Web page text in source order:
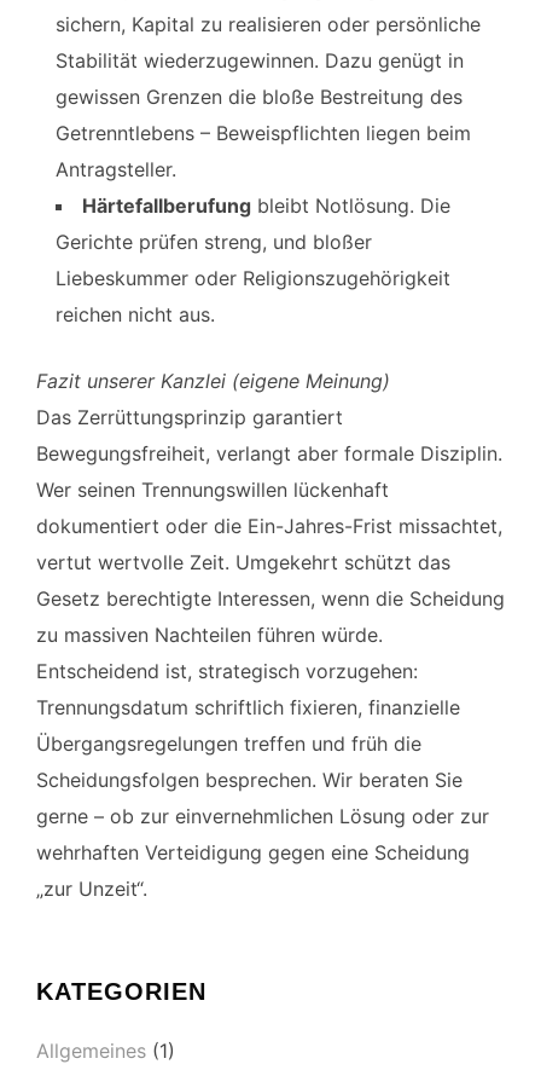
sichern, Kapital zu realisieren oder persönliche
Stabilität wieder­zugewinnen. Dazu genügt in
gewissen Grenzen die bloße Bestreitung des
Getrennt­lebens – Beweispflichten liegen beim
Antragsteller.
Härtefallberufung bleibt Notlösung. Die
Gerichte prüfen streng, und bloßer
Liebeskummer oder Religionszugehörigkeit
reichen nicht aus.
Fazit unserer Kanzlei (eigene Meinung)
Das Zerrüttungsprinzip garantiert
Bewegungsfreiheit, verlangt aber formale Disziplin.
Wer seinen Trennungswillen lückenhaft
dokumentiert oder die Ein-Jahres-Frist missachtet,
vertut wertvolle Zeit. Umgekehrt schützt das
Gesetz berechtigte Interessen, wenn die Scheidung
zu massiven Nachteilen führen würde.
Entscheidend ist, strategisch vorzugehen:
Trennungsdatum schriftlich fixieren, finanzielle
Übergangsregelungen treffen und früh die
Scheidungs­folgen besprechen. Wir beraten Sie
gerne – ob zur einvernehmlichen Lösung oder zur
wehrhaften Verteidigung gegen eine Scheidung
„zur Unzeit“.
KATEGORIEN
Allgemeines (1)